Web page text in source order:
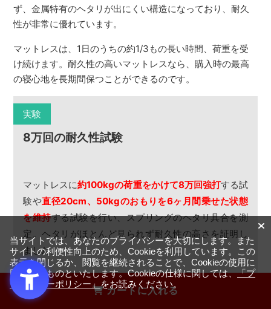
カートに入れる
ず、金属特有のヘタリが出にくい構造になっており、耐久
性が非常に優れています。
マットレスは、1日のうちの約1/3もの長い時間、荷重を受
け続けます。耐久性の高いマットレスなら、購入時の最高
の寝心地を長期間保つことができるのです。
実験
8万回の耐久性試験
マットレスに約100kgの荷重をかけて8万回強打する試
験や直径20cm、50kgのおもりを6ヶ月間乗せた状態
を維持する試験を行い、スプリングのヘタリ具合を測
定。ヘタリがほとんど見られず耐久性の高さを証明し
ました。
当サイトでは、あなたのプライバシーを大切にします。また
サイトの利便性向上のため、Cookieを利用しています。この
表示を閉じるか、閲覧を継続されることで、Cookieの使用に
同意するものといたします。Cookieの仕様に関しては、「プ
ライバシーポリシー」をお読みください。